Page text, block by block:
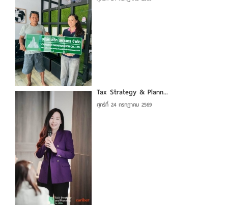
Tax Strategy & Plann...
ศุกร์ที่ 24 กรกฎาคม 2569